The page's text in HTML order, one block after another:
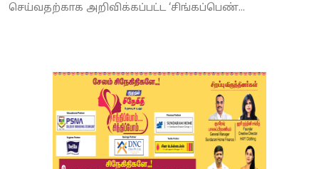
Weather
செய்வதற்காக அறிவிக்கப்பட்ட ‘சிங்கப்பெண்...